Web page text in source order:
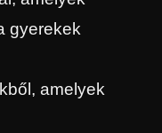
gyerekek
amelyek